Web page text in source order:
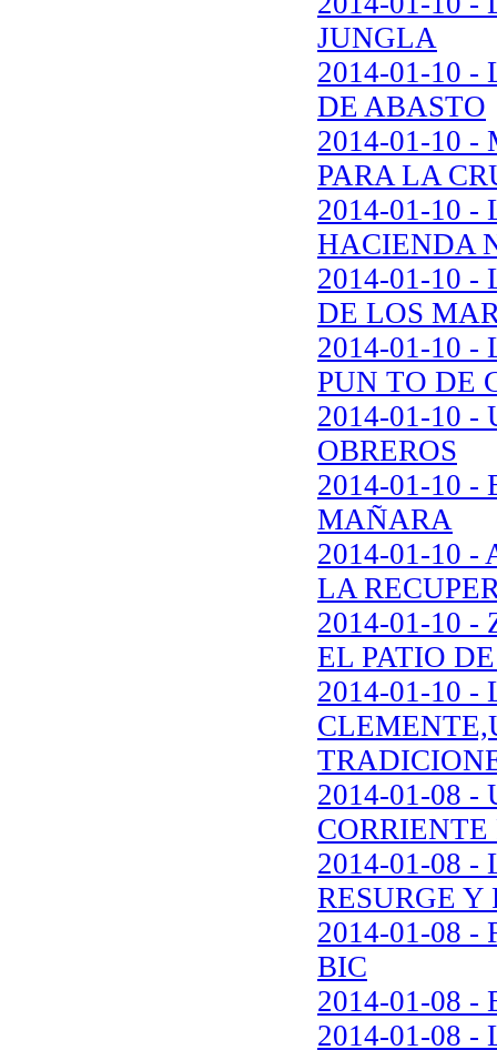
JUNGLA
2014-01-10 -
DE ABASTO
2014-01-10
PARA LA
2014-01-10 -
HACIENDA
2014-01-10 -
DE LOS
2014-01-10 -
PUN TO DE
2014-01-10 -
OBREROS
2014-01-10
MAÑARA
2014-01-10 -
LA
2014-01-10 -
EL PATIO
2014-01-10 -
2014-01-08 -
CORRIENTE
2014-01-08 -
RESURGE Y
2014-01-08
BIC
2014-01-08 -
2014-01-08 -